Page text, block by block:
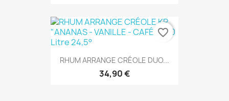
RHUM ARRANGE CRÉOLE DUO...
34,90 €
favorite_border